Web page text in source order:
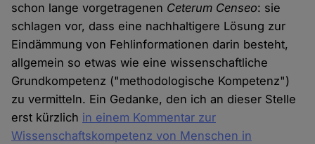
schon lange vorgetragenen Ceterum Censeo: sie
schlagen vor, dass eine nachhaltigere Lösung zur
Eindämmung von Fehlinformationen darin besteht,
allgemein so etwas wie eine wissenschaftliche
Grundkompetenz ("methodologische Kompetenz")
zu vermitteln. Ein Gedanke, den ich an dieser Stelle
erst kürzlich in einem Kommentar zur
Wissenschaftskompetenz von Menschen in